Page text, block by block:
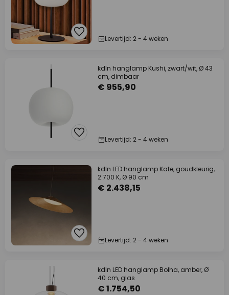
Levertijd: 2 - 4 weken
kdln hanglamp Kushi, zwart/wit, Ø 43
cm, dimbaar
€ 955,90
Levertijd: 2 - 4 weken
kdln LED hanglamp Kate, goudkleurig,
2.700 K, Ø 90 cm
€ 2.438,15
Levertijd: 2 - 4 weken
kdln LED hanglamp Bolha, amber, Ø
40 cm, glas
€ 1.754,50